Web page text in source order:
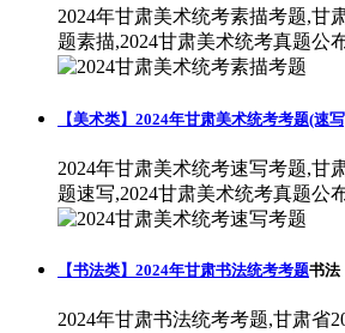
2024年甘肃美术统考素描考题,甘
题素描,2024甘肃美术统考真题公布
【美术类】2024年甘肃美术统考考题(速
2024年甘肃美术统考速写考题,甘
题速写,2024甘肃美术统考真题公布
【书法类】2024年甘肃书法统考考题书法
2024年甘肃书法统考考题,甘肃省